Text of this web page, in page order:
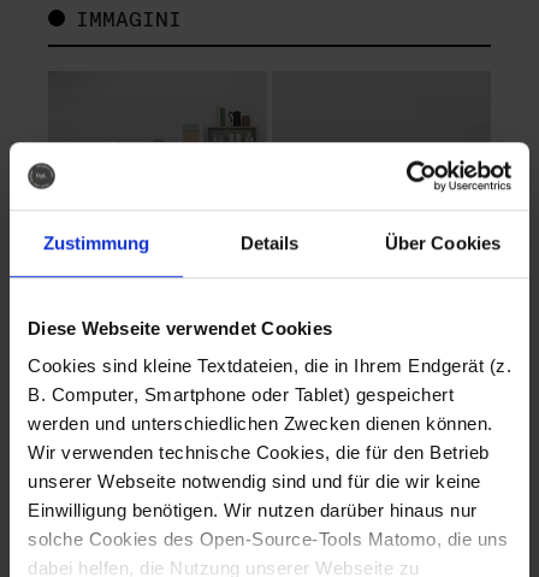
Zustimmung Details Über Cookies
Diese Webseite verwendet Cookies
Cookies sind kleine Textdateien, die in Ihrem Endgerät (z.
B. Computer, Smartphone oder Tablet) gespeichert
werden und unterschiedlichen Zwecken dienen können.
Wir verwenden technische Cookies, die für den Betrieb
unserer Webseite notwendig sind und für die wir keine
Einwilligung benötigen. Wir nutzen darüber hinaus nur
solche Cookies des Open-Source-Tools Matomo, die uns
dabei helfen, die Nutzung unserer Webseite zu
IMMAGINI
Fotografo: Lorenz
Sternbach
Download
Fotografo: Lorenz
Sternbach
Download